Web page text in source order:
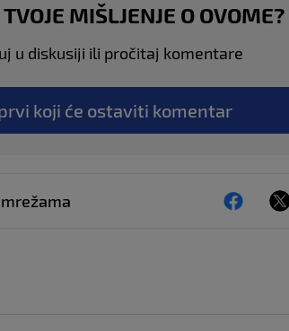
MIŠLJENJE O OVOME?
u diskusiji ili pročitaj komentare
koji će ostaviti komentar